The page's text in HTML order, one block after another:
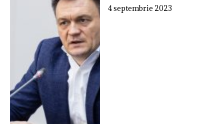
4 septembrie 2023